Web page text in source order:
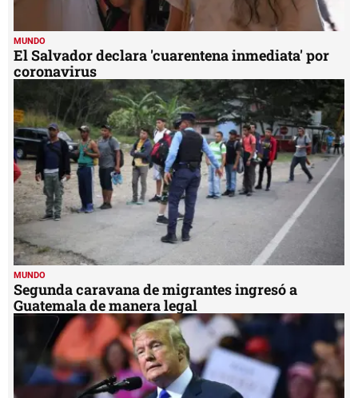
MUNDO
El Salvador declara 'cuarentena inmediata' por
coronavirus
MUNDO
Segunda caravana de migrantes ingresó a
Guatemala de manera legal